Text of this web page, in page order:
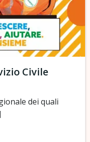
Civile
dei quali